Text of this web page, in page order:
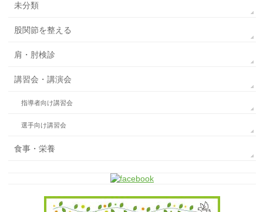
未分類
股関節を整える
肩・肘検診
講習会・講演会
指導者向け講習会
選手向け講習会
食事・栄養